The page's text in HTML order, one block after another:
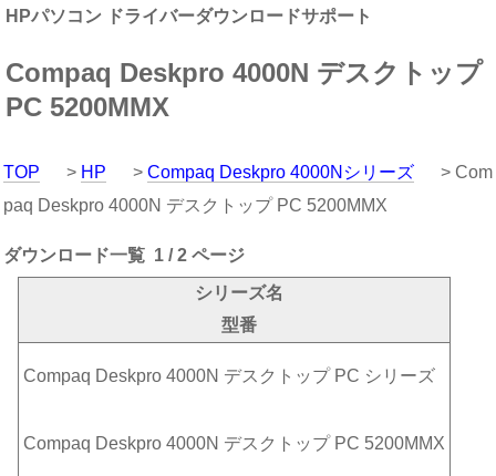
HPパソコン ドライバーダウンロードサポート
Compaq Deskpro 4000N デスクトップ
PC 5200MMX
TOP > HP > Compaq Deskpro 4000Nシリーズ
> Com
paq Deskpro 4000N デスクトップ PC 5200MMX
ダウンロード一覧 1 / 2 ページ
シリーズ名
型番
Compaq Deskpro 4000N デスクトップ PC シリーズ
Compaq Deskpro 4000N デスクトップ PC 5200MMX